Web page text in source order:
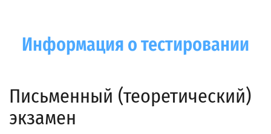
Информация о тестировании
Письменный (теоретический)
экзамен